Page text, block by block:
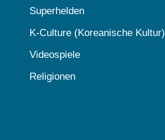
Superhelden
K-Culture (Koreanische Kultur)
Videospiele
Religionen